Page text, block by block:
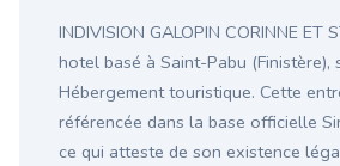
INDIVISION GALOPIN CORINNE ET
hotel basé à Saint-Pabu (Finistère),
Hébergement touristique. Cette
référencée dans la base officielle
ce qui atteste de son existence